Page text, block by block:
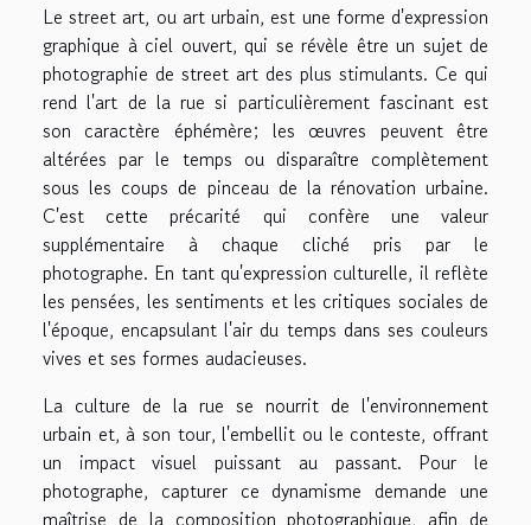
Le street art, ou art urbain, est une forme d'expression
graphique à ciel ouvert, qui se révèle être un sujet de
photographie de street art des plus stimulants. Ce qui
rend l'art de la rue si particulièrement fascinant est
son caractère éphémère; les œuvres peuvent être
altérées par le temps ou disparaître complètement
sous les coups de pinceau de la rénovation urbaine.
C'est cette précarité qui confère une valeur
supplémentaire à chaque cliché pris par le
photographe. En tant qu'expression culturelle, il reflète
les pensées, les sentiments et les critiques sociales de
l'époque, encapsulant l'air du temps dans ses couleurs
vives et ses formes audacieuses.
La culture de la rue se nourrit de l'environnement
urbain et, à son tour, l'embellit ou le conteste, offrant
un impact visuel puissant au passant. Pour le
photographe, capturer ce dynamisme demande une
maîtrise de la composition photographique, afin de